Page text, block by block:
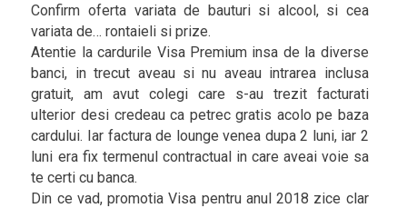
Confirm oferta variata de bauturi si alcool, si cea
variata de… rontaieli si prize.
Atentie la cardurile Visa Premium insa de la diverse
banci, in trecut aveau si nu aveau intrarea inclusa
gratuit, am avut colegi care s-au trezit facturati
ulterior desi credeau ca petrec gratis acolo pe baza
cardului. Iar factura de lounge venea dupa 2 luni, iar 2
luni era fix termenul contractual in care aveai voie sa
te certi cu banca.
Din ce vad, promotia Visa pentru anul 2018 zice clar